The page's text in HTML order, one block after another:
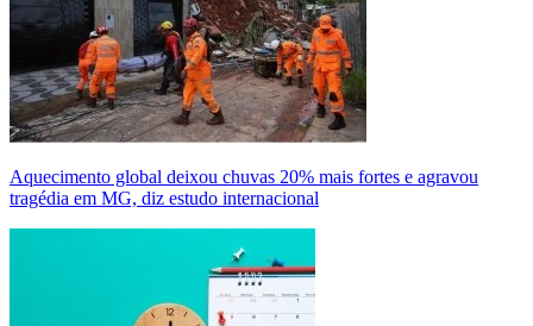
Aquecimento global deixou chuvas 20% mais fortes e agravou
tragédia em MG, diz estudo internacional